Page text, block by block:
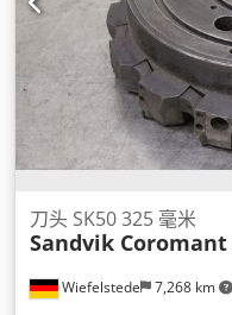
Wiefelstede 7,268 km
刀头 SK50 325 毫米
Sandvik Coromant